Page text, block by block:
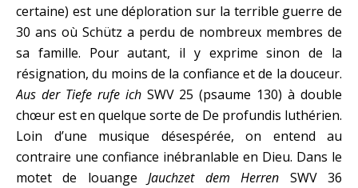
certaine) est une déploration sur la terrible guerre de
30 ans où Schütz a perdu de nombreux membres de
sa famille. Pour autant, il y exprime sinon de la
résignation, du moins de la confiance et de la douceur.
Aus der Tiefe rufe ichSWV 25 (psaume 130) à double
chœur est en quelque sorte de De profundis luthérien.
Loin d’une musique désespérée, on entend au
contraire une confiance inébranlable en Dieu. Dans le
motet de louangeJauchzet dem Herren SWV 36